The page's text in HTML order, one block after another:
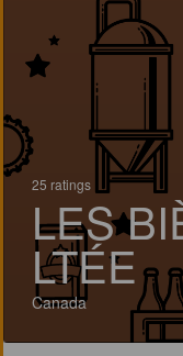
25 ratings
LES
LTÉE
Canada